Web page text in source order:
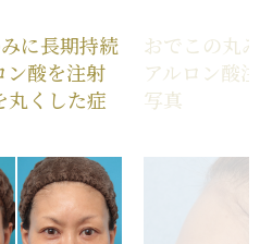
に長期持続
ン酸を注射
丸くした症
おでこの丸
アルロン酸
写真